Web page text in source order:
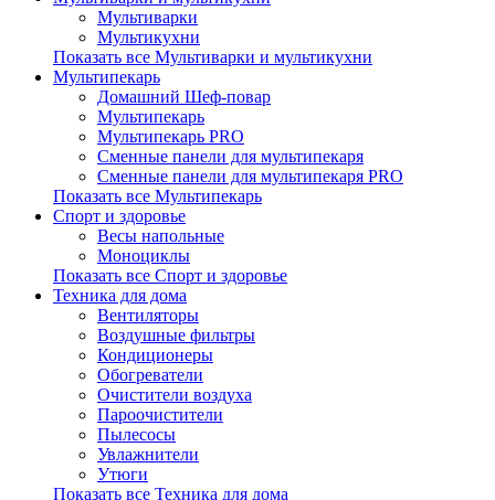
Мультиварки
Мультикухни
Показать все Мультиварки и мультикухни
Мультипекарь
Домашний Шеф-повар
Мультипекарь
Мультипекарь PRO
Сменные панели для мультипекаря
Сменные панели для мультипекаря PRO
Показать все Мультипекарь
Спорт и здоровье
Весы напольные
Моноциклы
Показать все Спорт и здоровье
Техника для дома
Вентиляторы
Воздушные фильтры
Кондиционеры
Обогреватели
Очистители воздуха
Пароочистители
Пылесосы
Увлажнители
Утюги
Показать все Техника для дома